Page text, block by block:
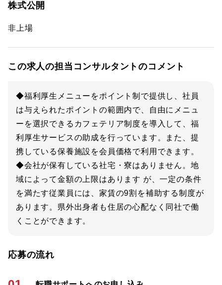
株式公開
非上場
この求人の担当コンサルタントのコメント
◆福利厚生メニューをポイント制で提供し、社員
は与えられたポイントの範囲内で、自由にメニュ
ーを選択できるカフェテリア制度を導入して、福
利厚生サービスの助成を行っています。また、提
携している保養施設を会員価格で利用できます。
◆会社が保有している社宅・寮はありません。地
域によって金額の上限はあります が、一定の条件
を満たす従業員には、家賃の9割を補助する制度が
あります。県外出身者も住居の心配なく同社で働
くことができます。
応募の流れ